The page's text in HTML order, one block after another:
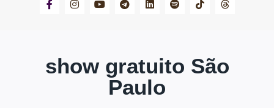
show gratuito São
Paulo